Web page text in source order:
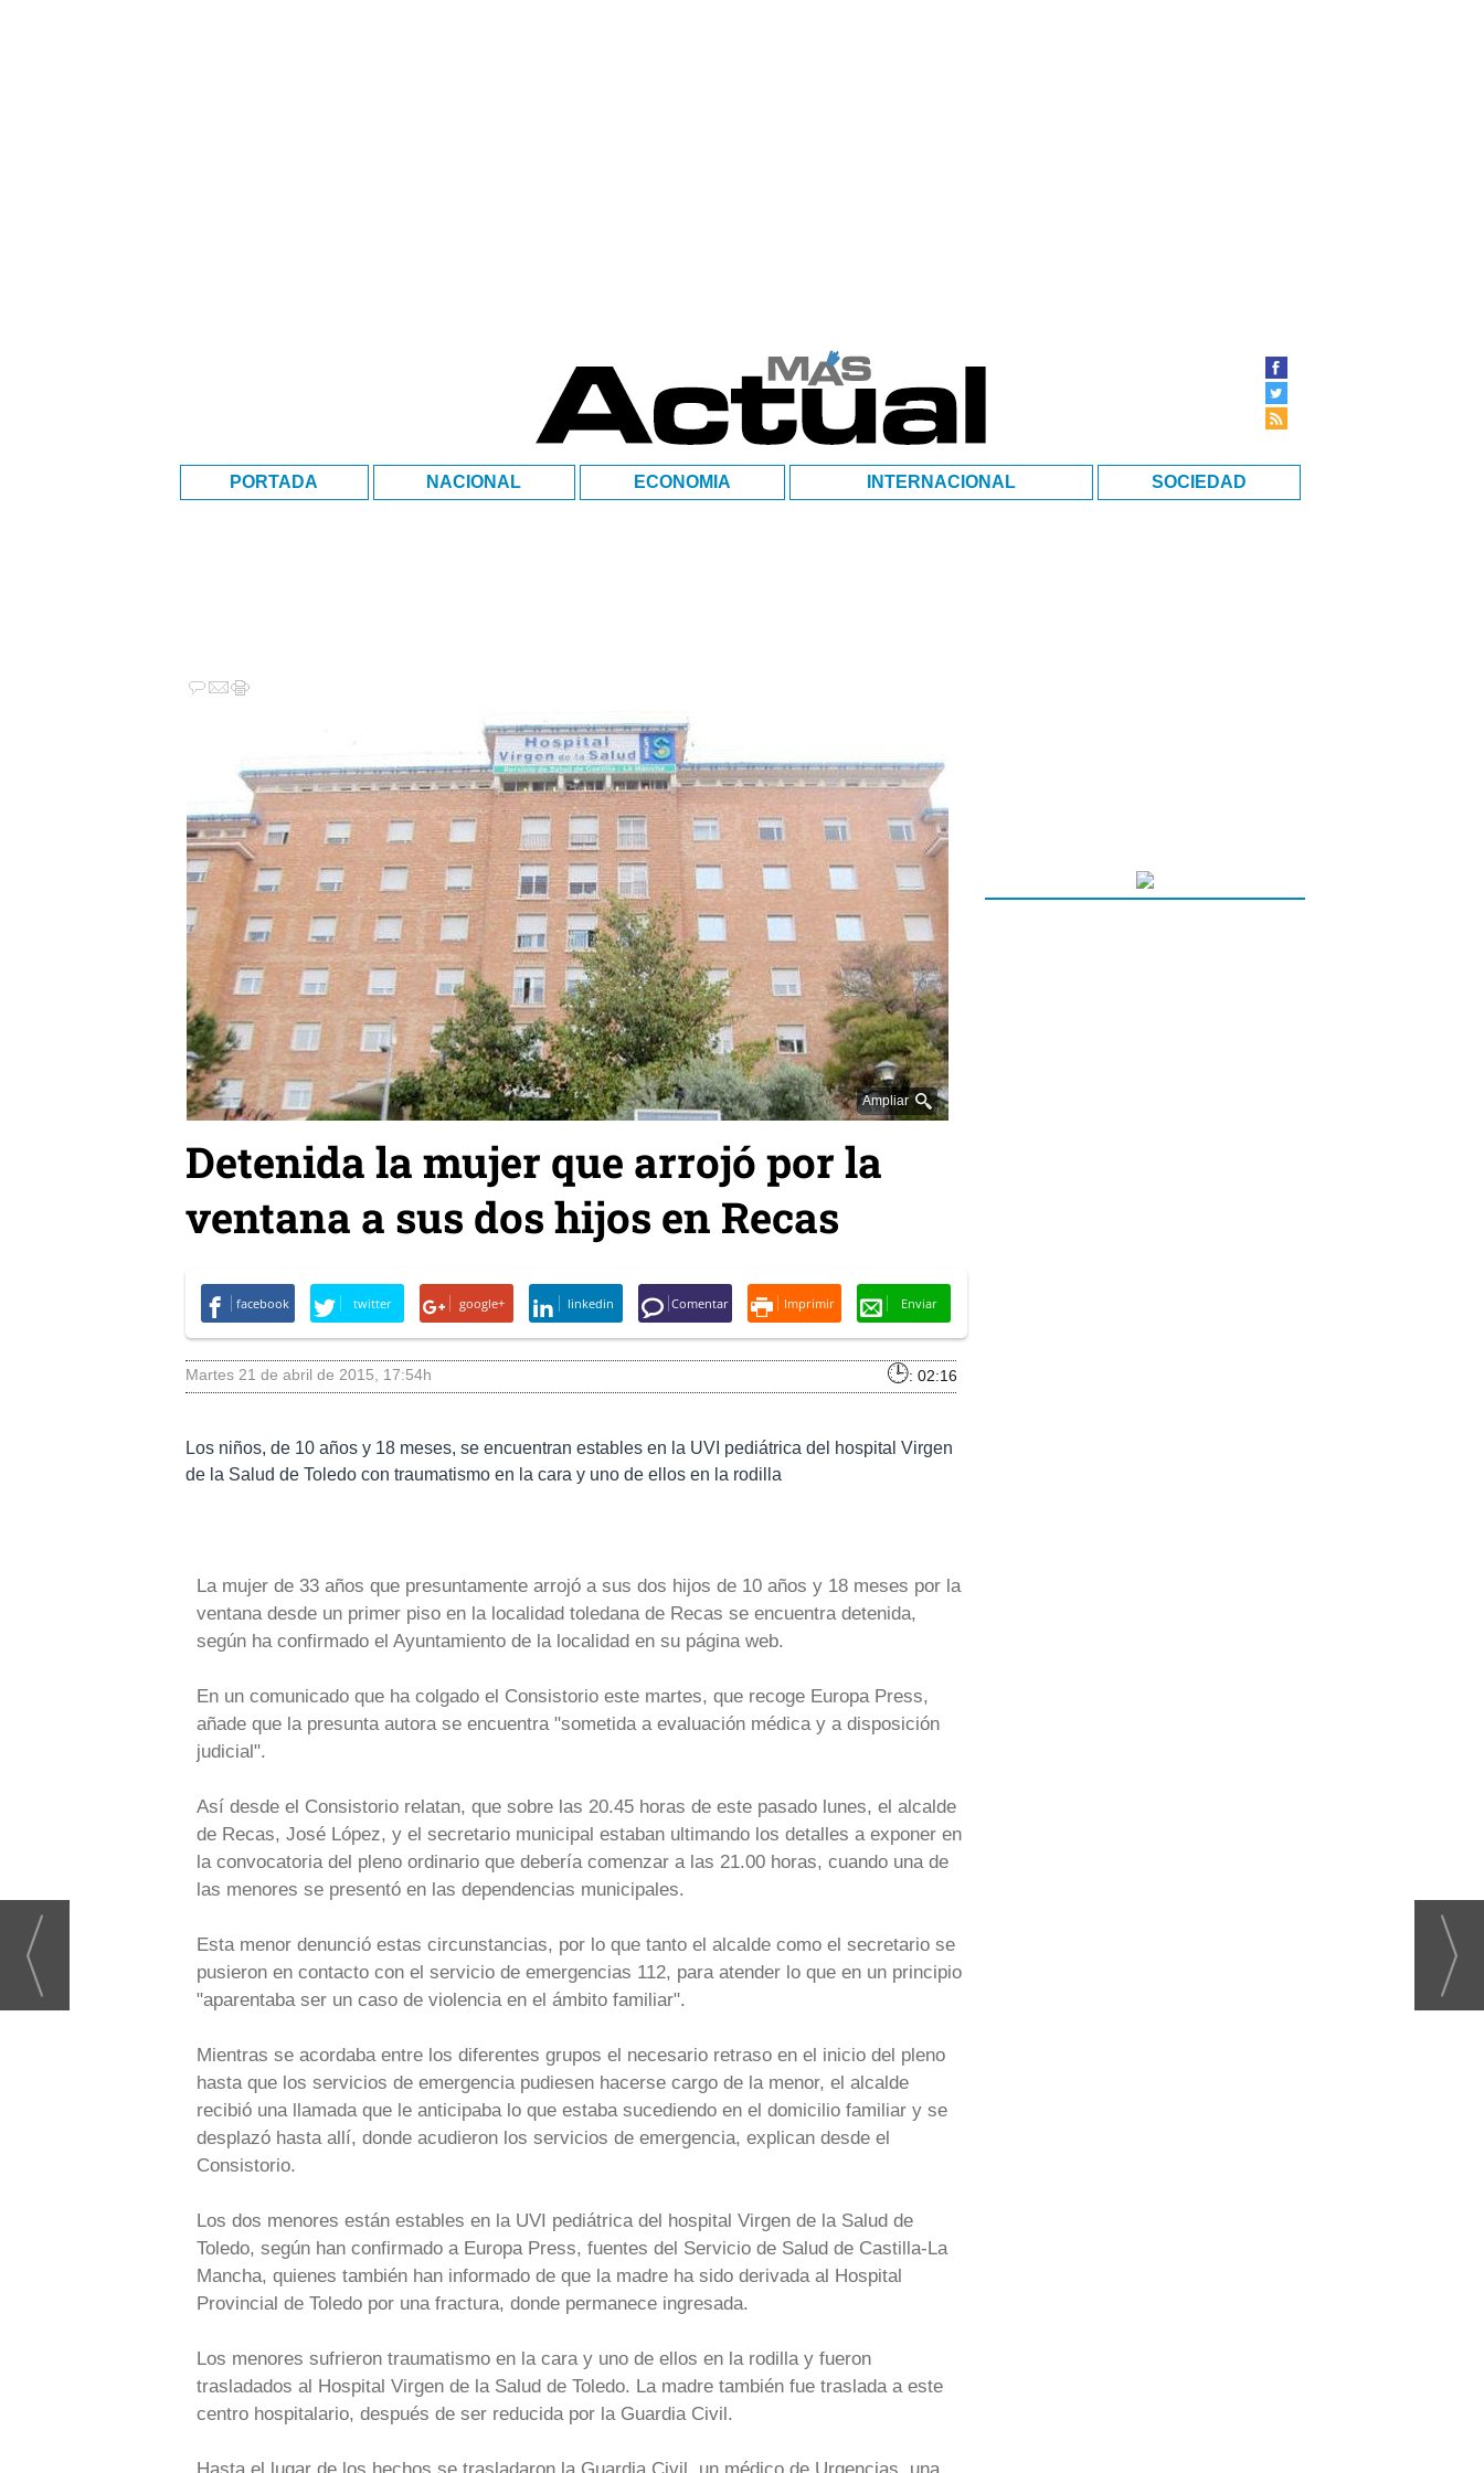
PORTADA NACIONAL ECONOMIA INTERNACIONAL SOCIEDAD
Ampliar
Detenida la mujer que arrojó por la
ventana a sus dos hijos en Recas
facebook twitter google+ linkedin Comentar Imprimir Enviar
martes 21 de abril de 2015 17:54h : 02:16
Los niños, de 10 años y 18 meses, se encuentran estables en la UVI pediátrica del hospital Virgen
de la Salud de Toledo con traumatismo en la cara y uno de ellos en la rodilla
La mujer de 33 años que presuntamente arrojó a sus dos hijos de 10 años y 18 meses por la
ventana desde un primer piso en la localidad toledana de Recas se encuentra detenida,
según ha confirmado el Ayuntamiento de la localidad en su página web.
En un comunicado que ha colgado el Consistorio este martes, que recoge Europa Press,
añade que la presunta autora se encuentra "sometida a evaluación médica y a disposición
judicial".
Así desde el Consistorio relatan, que sobre las 20.45 horas de este pasado lunes, el alcalde
de Recas, José López, y el secretario municipal estaban ultimando los detalles a exponer en
la convocatoria del pleno ordinario que debería comenzar a las 21.00 horas, cuando una de
las menores se presentó en las dependencias municipales.
Esta menor denunció estas circunstancias, por lo que tanto el alcalde como el secretario se
pusieron en contacto con el servicio de emergencias 112, para atender lo que en un principio
"aparentaba ser un caso de violencia en el ámbito familiar".
Mientras se acordaba entre los diferentes grupos el necesario retraso en el inicio del pleno
hasta que los servicios de emergencia pudiesen hacerse cargo de la menor, el alcalde
recibió una llamada que le anticipaba lo que estaba sucediendo en el domicilio familiar y se
desplazó hasta allí, donde acudieron los servicios de emergencia, explican desde el
Consistorio.
Los dos menores están estables en la UVI pediátrica del hospital Virgen de la Salud de
Toledo, según han confirmado a Europa Press, fuentes del Servicio de Salud de Castilla-La
Mancha, quienes también han informado de que la madre ha sido derivada al Hospital
Provincial de Toledo por una fractura, donde permanece ingresada.
Los menores sufrieron traumatismo en la cara y uno de ellos en la rodilla y fueron
trasladados al Hospital Virgen de la Salud de Toledo. La madre también fue traslada a este
centro hospitalario, después de ser reducida por la Guardia Civil.